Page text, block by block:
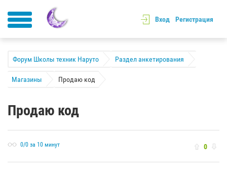
Вход Регистрация
Форум Школы техник Наруто Раздел анкетирования
Магазины Продаю код
Продаю код
0/0 за 10 минут 0